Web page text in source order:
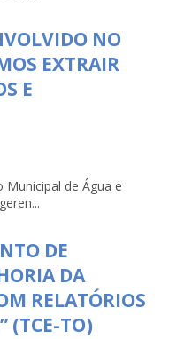
NO
EXTRAIR
E
Municipal de Água e
DE
DA
RELATÓRIOS
(TCE-TO)